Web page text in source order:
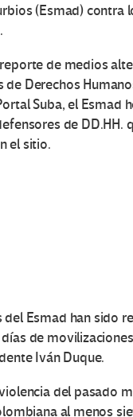
(Esmad) contra
de medios
de Derechos
Suba, el Esmad
de DD.HH.
el sitio.
del Esmad han sido
de
Iván Duque.
del pasado
al menos